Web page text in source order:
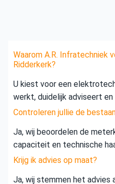
Waarom A.R. Infratechniek
Ridderkerk?
U kiest voor een
werkt, duidelijk adviseert
Controleren jullie de
Ja, wij beoordelen de
capaciteit en technische
Krijg ik advies op maat?
Ja, wij stemmen het advies